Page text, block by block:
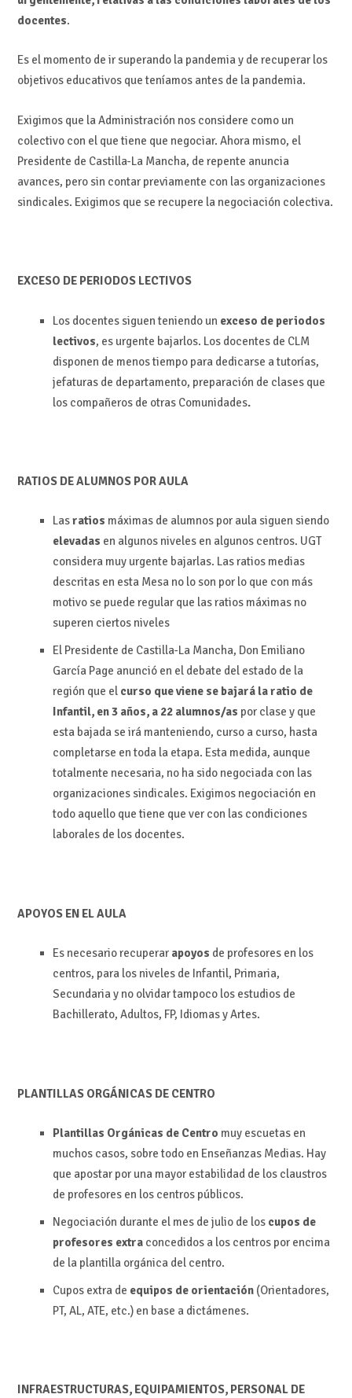
docentes.
Es el momento de ir superando la pandemia y de recuperar los
objetivos educativos que teníamos antes de la pandemia.
Exigimos que la Administración nos considere como un
colectivo con el que tiene que negociar. Ahora mismo, el
Presidente de Castilla-La Mancha, de repente anuncia
avances, pero sin contar previamente con las organizaciones
sindicales. Exigimos que se recupere la negociación colectiva.
EXCESO DE PERIODOS LECTIVOS
Los docentes siguen teniendo un exceso de periodos
lectivos, es urgente bajarlos. Los docentes de CLM
disponen de menos tiempo para dedicarse a tutorías,
jefaturas de departamento, preparación de clases que
los compañeros de otras Comunidades.
RATIOS DE ALUMNOS POR AULA
Lasratios máximas de alumnos por aula siguen siendo
elevadas en algunos niveles en algunos centros. UGT
considera muy urgente bajarlas. Las ratios medias
descritas en esta Mesa no lo son por lo que con más
motivo se puede regular que las ratios máximas no
superen ciertos niveles
El Presidente de Castilla-La Mancha, Don Emiliano
García Page anunció en el debate del estado de la
región que el curso que viene se bajará la ratio de
Infantil, en 3 años, a 22 alumnos/as por clase y que
esta bajada se irá manteniendo, curso a curso, hasta
completarse en toda la etapa. Esta medida, aunque
totalmente necesaria, no ha sido negociada con las
organizaciones sindicales. Exigimos negociación en
todo aquello que tiene que ver con las condiciones
laborales de los docentes.
APOYOS EN EL AULA
Es necesario recuperar apoyos de profesores en los
centros, para los niveles de Infantil, Primaria,
Secundaria y no olvidar tampoco los estudios de
Bachillerato, Adultos, FP, Idiomas y Artes.
PLANTILLAS ORGÁNICAS DE CENTRO
Plantillas Orgánicas de Centro muy escuetas en
muchos casos, sobre todo en Enseñanzas Medias. Hay
que apostar por una mayor estabilidad de los claustros
de profesores en los centros públicos.
Negociación durante el mes de julio de los cupos de
profesores extraconcedidos a los centros por encima
de la plantilla orgánica del centro.
Cupos extra de equipos de orientación(Orientadores,
PT, AL, ATE, etc.) en base a dictámenes.
INFRAESTRUCTURAS, EQUIPAMIENTOS, PERSONAL DE